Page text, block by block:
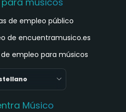
de empleo público
de encuentramusico.es
empleo para músicos
Músico